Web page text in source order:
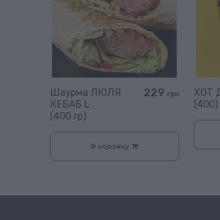
Шаурма ЛЮЛЯ
КЕБАБ L
(400 гр)
229 грн
В корзину
ХОТ
(400)